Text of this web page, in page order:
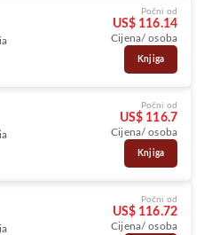
Počni od
US$ 116.14
Cijena/ osoba
Knjiga
Počni od
US$ 116.7
Cijena/ osoba
Knjiga
Počni od
US$ 116.72
Cijena/ osoba